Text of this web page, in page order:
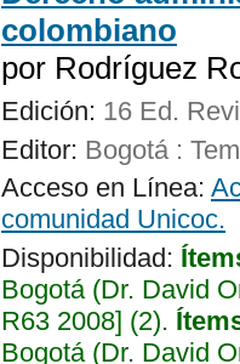
colombiano
por Rodríguez
Edición: 16 Ed.
Editor: Bogotá :
Acceso en Línea:
comunidad Unicoc.
Disponibilidad:
Bogotá (Dr. David
R63 2008] (2).
Bogotá (Dr. David